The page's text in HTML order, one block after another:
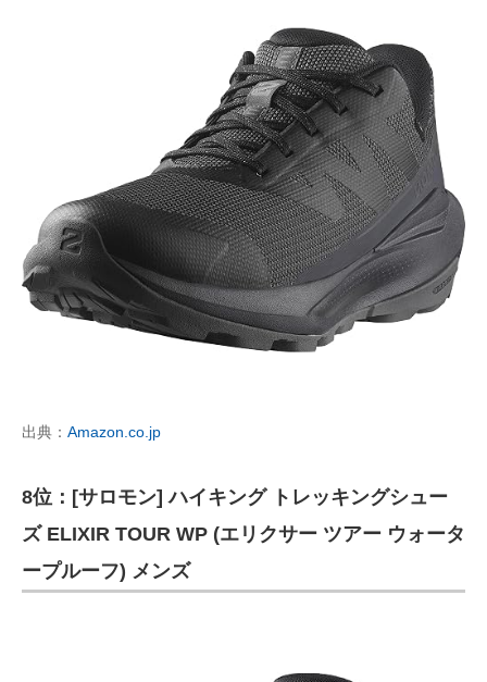
出典： Amazon.co.jp
8位：[サロモン] ハイキング トレッキングシュー
ズ ELIXIR TOUR WP (エリクサー ツアー ウォータ
ープルーフ) メンズ